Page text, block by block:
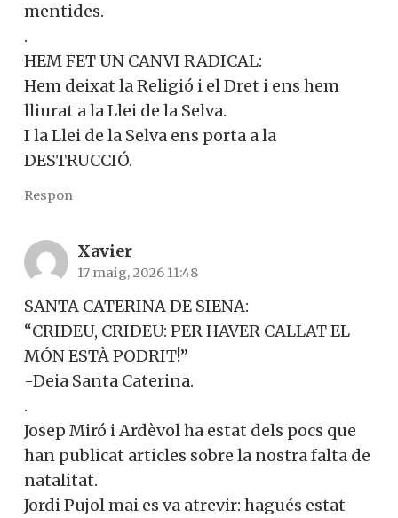
mentides.
.
HEM FET UN CANVI RADICAL:
Hem deixat la Religió i el Dret i ens hem
lliurat a la Llei de la Selva.
I la Llei de la Selva ens porta a la
DESTRUCCIÓ.
Respon
Xavier
17 maig, 2026 11:48
SANTA CATERINA DE SIENA:
“CRIDEU, CRIDEU: PER HAVER CALLAT EL
MÓN ESTÀ PODRIT!”
-Deia Santa Caterina.
.
Josep Miró i Ardèvol ha estat dels pocs que
han publicat articles sobre la nostra falta de
natalitat.
Jordi Pujol mai es va atrevir: hagués estat